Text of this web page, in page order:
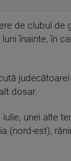
de clubul de
înainte, în
dosar.
unei alte
(nord-est),